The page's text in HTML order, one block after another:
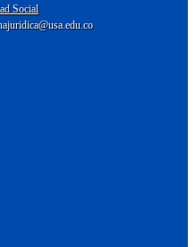
Social